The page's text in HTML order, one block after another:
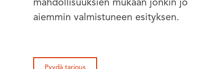
mahdollisuuksien mukaan jonkin jo
aiemmin valmistuneen esityksen.
Pyydä tarjous